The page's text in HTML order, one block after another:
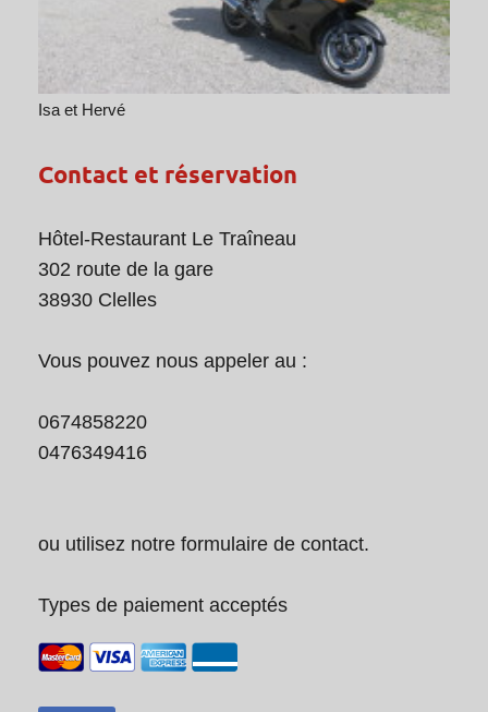
Isa et Hervé
Contact et réservation
Hôtel-Restaurant Le Traîneau
302 route de la gare
38930 Clelles
Vous pouvez nous appeler au :
0674858220
0476349416
ou utilisez notre formulaire de contact.
Types de paiement acceptés